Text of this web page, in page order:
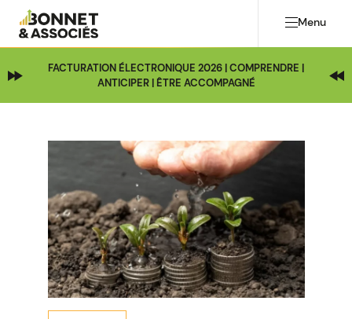
Menu
FACTURATION ÉLECTRONIQUE 2026 | COMPRENDRE |
ANTICIPER | ÊTRE ACCOMPAGNÉ